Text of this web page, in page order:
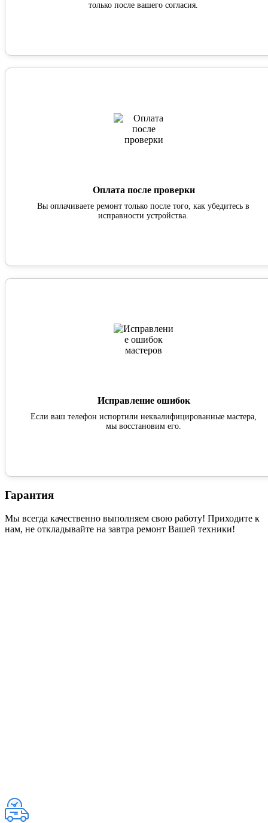
только после вашего согласия.
Оплата после проверки
Вы оплачиваете ремонт только после того, как убедитесь в
исправности устройства.
Исправление ошибок
Если ваш телефон испортили неквалифицированные мастера,
мы восстановим его.
Гарантия
Мы всегда качественно выполняем свою работу! Приходите к
нам, не откладывайте на завтра ремонт Вашей техники!